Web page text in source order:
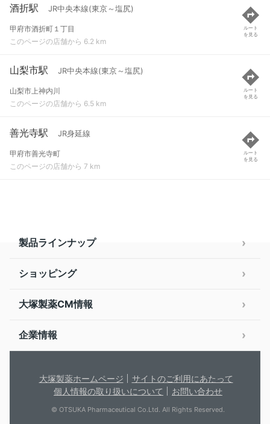
酒折駅 JR中央本線(東京～塩尻)
甲府市酒折町１丁目
このページの店舗から 6.2 km
ルート
を見る
山梨市駅 JR中央本線(東京～塩尻)
山梨市上神内川
このページの店舗から 6.5 km
ルート
を見る
善光寺駅 JR身延線
甲府市善光寺町
このページの店舗から 7 km
ルート
を見る
製品ラインナップ
ショッピング
大塚製薬CM情報
企業情報
大塚製薬ホームページ
サイトのご利用にあたって
個人情報の取り扱いについて
お問い合わせ
© OTSUKA Pharmaceutical Co.Ltd. All Rights Reserved.